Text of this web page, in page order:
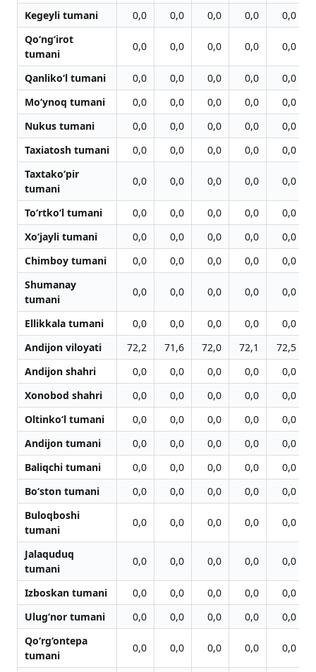
Kegeyli tumani 0,0 0,0 0,0 0,0
0,0
Qo‘ng‘irot
tumani
0,0 0,0 0,0 0,0 0,0
Qanliko‘l tumani 0,0 0,0 0,0 0,0
0,0
Mo‘ynoq tumani
0,0 0,0 0,0 0,0
0,0
Nukus tumani
0,0 0,0 0,0 0,0
0,0
Taxiatosh tumani
0,0 0,0 0,0 0,0
0,0
Taxtako‘pir
tumani
0,0 0,0 0,0 0,0 0,0
To‘rtko‘l tumani 0,0 0,0 0,0 0,0
0,0
Xo‘jayli tumani
0,0 0,0 0,0 0,0
0,0
Chimboy tumani
0,0 0,0 0,0 0,0
0,0
Shumanay
tumani
0,0 0,0 0,0 0,0 0,0
Ellikkala tumani 0,0 0,0 0,0 0,0
0,0
Andijon viloyati
72,2 71,6 72,0 72,1 72,5
Andijon shahri
0,0 0,0 0,0 0,0
0,0
Xonobod shahri
0,0 0,0 0,0 0,0
0,0
Oltinko‘l tumani
0,0 0,0 0,0 0,0
0,0
Andijon tumani
0,0 0,0 0,0 0,0
0,0
Baliqchi tumani
0,0 0,0 0,0 0,0
0,0
Bo‘ston tumani
0,0 0,0 0,0 0,0
0,0
Buloqboshi
tumani
0,0 0,0 0,0 0,0 0,0
Jalaquduq
tumani
0,0 0,0 0,0 0,0 0,0
Izboskan tumani 0,0 0,0 0,0 0,0
0,0
Ulug‘nor tumani
0,0 0,0 0,0 0,0
0,0
Qo‘rg‘ontepa
tumani
0,0 0,0 0,0 0,0 0,0